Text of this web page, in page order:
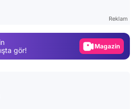
Reklam
gör!
Magazin